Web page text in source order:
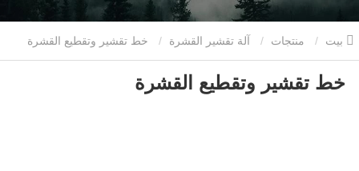
منتجات آلة تقشير القشرة
خط تقشير وتقطيع القشرة